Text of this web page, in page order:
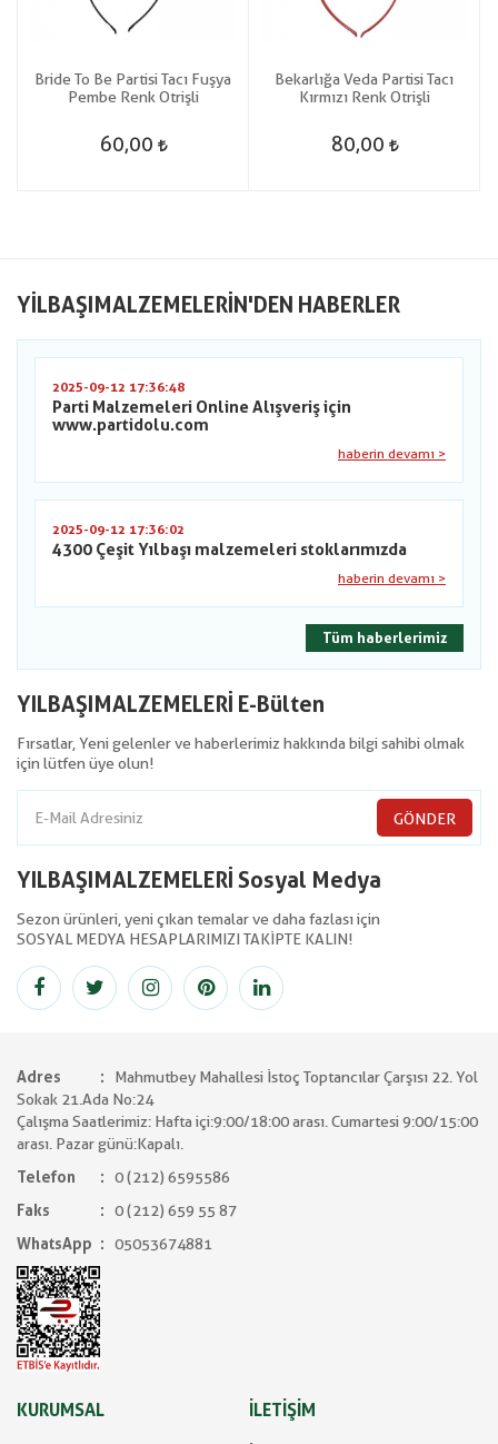
Bride To Be Partisi Tacı Fuşya
Pembe Renk Otrişli
60,00
Bekarlığa Veda Partisi Tacı
Kırmızı Renk Otrişli
80,00
YILBAŞIMALZEMELERIN'DEN HABERLER
2025-09-12 17:36:48
Parti Malzemeleri Online Alışveriş için
www.partidolu.com
haberin devamı >
2025-09-12 17:36:02
4300 Çeşit Yılbaşı malzemeleri stoklarımızda
haberin devamı >
Tüm haberlerimiz
YILBAŞIMALZEMELERİ E-Bülten
Fırsatlar, Yeni gelenler ve haberlerimiz hakkında bilgi sahibi olmak
için lütfen üye olun!
GÖNDER
YILBAŞIMALZEMELERİ Sosyal Medya
Sezon ürünleri, yeni çıkan temalar ve daha fazlası için
SOSYAL MEDYA HESAPLARIMIZI TAKİPTE KALIN!
Adres
Mahmutbey Mahallesi İstoç Toptancılar Çarşısı 22. Yol
Sokak 21.Ada No:24
Çalışma Saatlerimiz: Hafta içi:9:00/18:00 arası. Cumartesi 9:00/15:00
arası. Pazar günü:Kapalı.
Telefon
0 (212) 6595586
Faks
0 (212) 659 55 87
WhatsApp
05053674881
KURUMSAL İLETİŞİM